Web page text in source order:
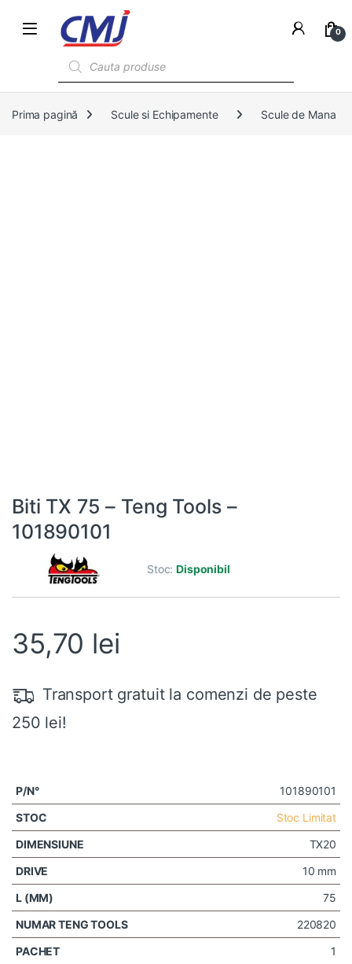
0
Prima pagină Scule si Echipamente Scule de Mana
Biti TX 75 – Teng Tools –
101890101
Stoc:Disponibil
35,70 lei
Transport gratuit la comenzi de peste
250 lei!
101890101
Stoc Limitat
TX20
10 mm
75
220820
1